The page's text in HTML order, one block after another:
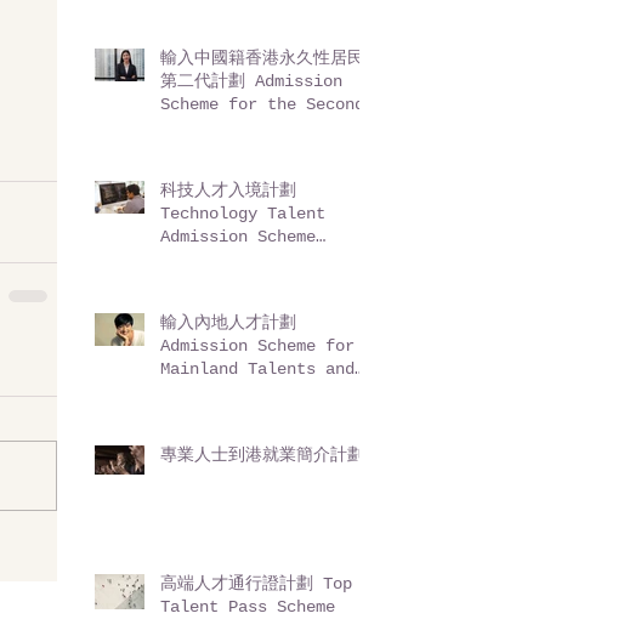
residents)
輸入中國籍香港永久性居民
第二代計劃 Admission
Scheme for the Second-
科技人才入境計劃
Technology Talent
Admission Scheme
輸入內地人才計劃
Admission Scheme for
Mainland Talents and
專業人士到港就業簡介計劃
高端人才通行證計劃 Top
Talent Pass Scheme